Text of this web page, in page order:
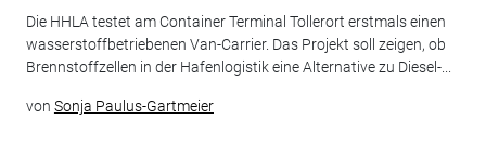
Die HHLA testet am Container Terminal Tollerort erstmals einen
wasserstoffbetriebenen Van-Carrier. Das Projekt soll zeigen, ob
Brennstoffzellen in der Hafenlogistik eine Alternative zu Diesel-...
von Sonja Paulus-Gartmeier